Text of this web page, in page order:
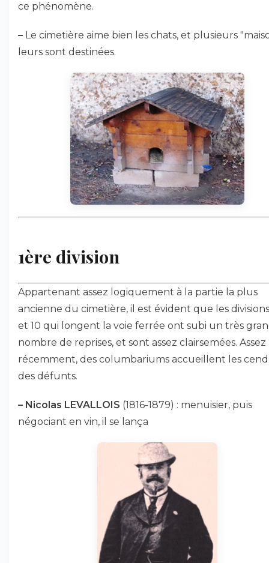
ce phénomène.
– Le cimetière aime bien les chats, et plusieurs
leurs sont destinées.
1ère division
Appartenant assez logiquement à la partie la plus
ancienne du cimetière, il est évident que les divisions
et 10 qui longent la voie ferrée ont subi un très
nombre de reprises, et sont assez clairsemées. Assez
récemment, des columbariums accueillent les
des défunts.
– Nicolas LEVALLOIS (1816-1879) : menuisier, puis
négociant en vin, il se lança